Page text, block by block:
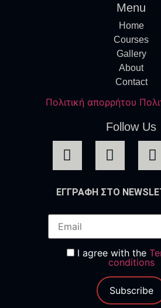
Menu
Home
Courses
Gallery
About
Contact
Πολιτική απορρήτου
Follow Us
ΕΓΓΡΑΦΗ ΣΤΟ
I agree with the
conditions
Subscribe